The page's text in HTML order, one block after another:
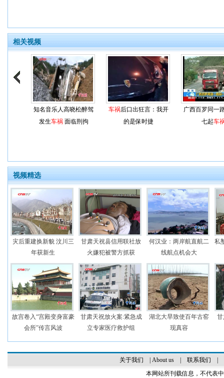
相关视频
知名音乐人高晓松醉驾
发生车祸面临刑拘
车祸后口出狂言：我开
的是保时捷
广西百罗同一
七起车
视频精选
灾后重建换新貌 汶川三
年获新生
甘肃天祝县信用联社放
火嫌犯被警方抓获
何汉业：两岸航直航二
线航点机会大
私
故宫卷入“宫殿变身富豪
会所”传言风波
甘肃天祝放火案:紧急成
立专家医疗救护组
湖北大旱致使百年古窑
现真容
关于我们 About us| 联系我们
本网站所刊载信息，不代表